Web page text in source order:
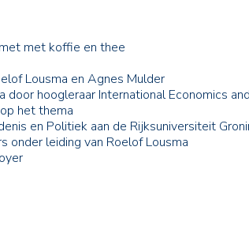
met koffie en thee
Lousma en Agnes Mulder
hoogleraar International Economics
het thema
en Politiek aan de Rijksuniversiteit
leiding van Roelof Lousma